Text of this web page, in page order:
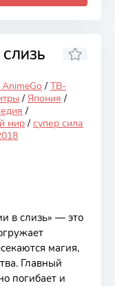
/ ТВ-
/ Япония /
/
мир / супер сила
в слизь» — это
магия,
Главный
погибает и